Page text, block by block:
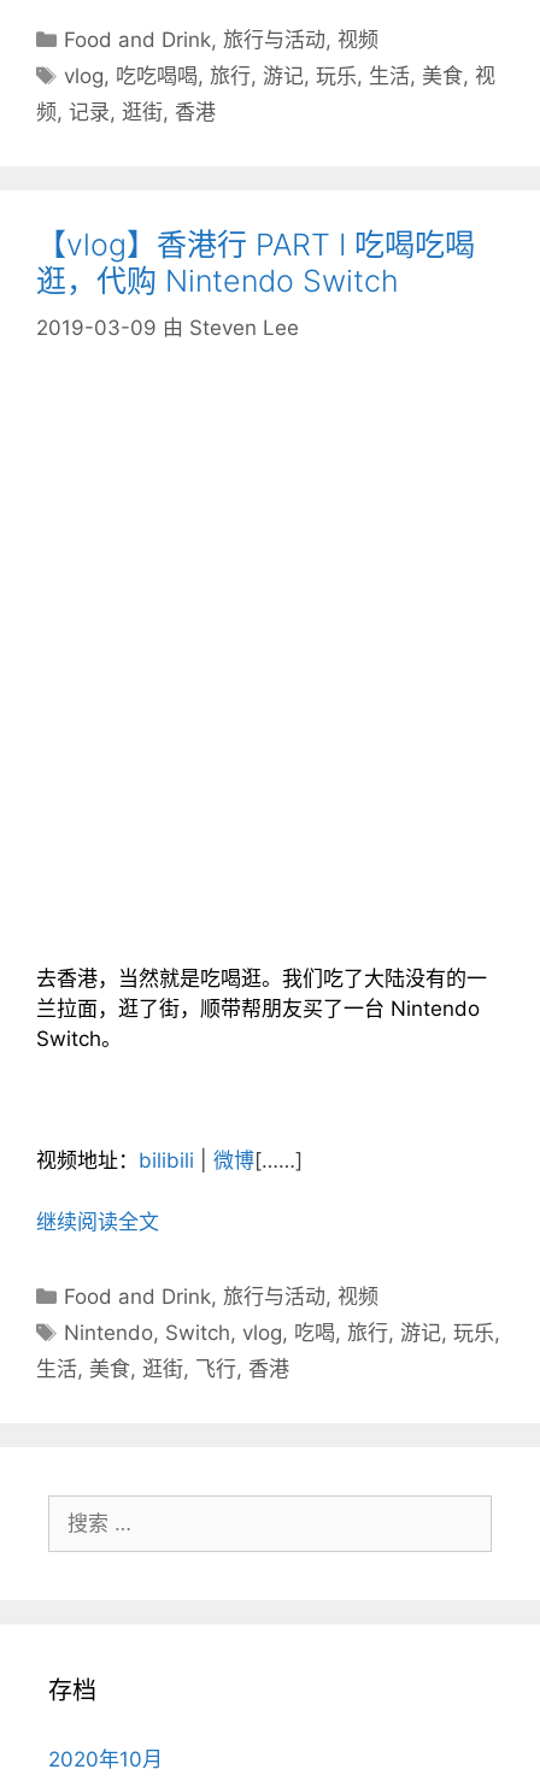
分
类
录
Food and Drink, 旅行与活动, 视频
标
签
vlog, 吃吃喝喝, 旅行, 游记,玩乐, 生活, 美食, 视
频, 记录, 逛街, 香港
【vlog】香港行 PART Ⅰ 吃喝吃喝
逛，代购 Nintendo Switch
2019-03-09 由 Steven Lee
去香港，当然就是吃喝逛。我们吃了大陆没有的一
兰拉面，逛了街，顺带帮朋友买了一台 Nintendo
Switch。
视频地址： bilibili 微博[……]
继续阅读全文
分
类
录
Food and Drink, 旅行与活动, 视频
标
签
Nintendo, Switch, vlog, 吃喝, 旅行, 游记,玩乐,
生活, 美食, 逛街, 飞行, 香港
索：
存档
2020年10月